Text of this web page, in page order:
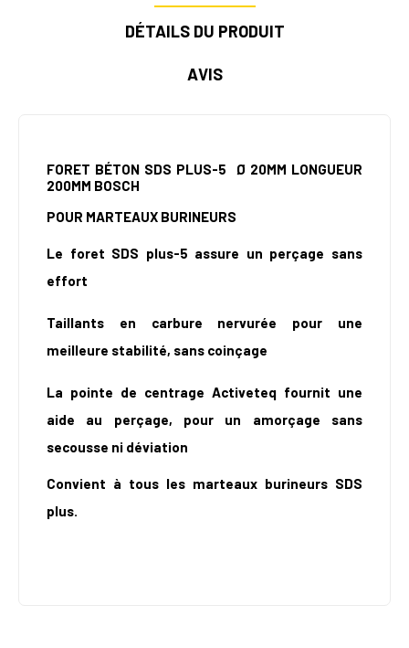
DÉTAILS DU PRODUIT
AVIS
FORET BÉTON SDS PLUS-5 Ø 20MM LONGUEUR
200MM BOSCH
POUR MARTEAUX BURINEURS
Le foret SDS plus-5 assure un perçage sans
effort
Taillants en carbure nervurée pour une
meilleure stabilité, sans coinçage
La pointe de centrage Activeteq fournit une
aide au perçage, pour un amorçage sans
secousse ni déviation
Convient à tous les marteaux burineurs SDS
plus.